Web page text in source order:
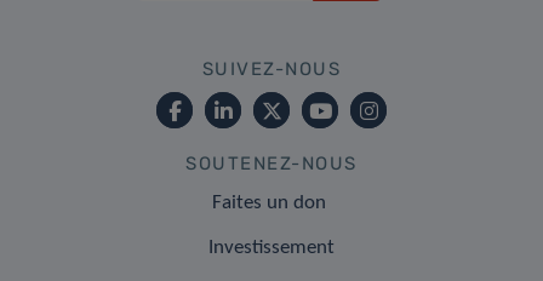
SUIVEZ-NOUS
SOUTENEZ-NOUS
Faites un don
Investissement